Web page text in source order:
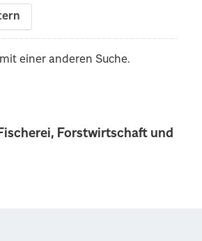
Forstwirtschaft und
einer anderen Suche.